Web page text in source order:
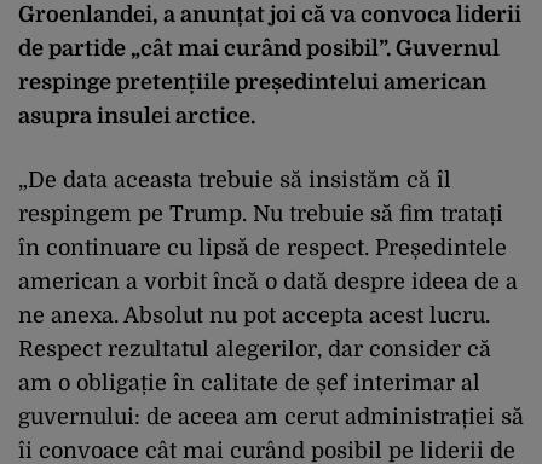
Groenlandei, a anunțat joi că va convoca liderii
de partide „cât mai curând posibil”. Guvernul
respinge pretențiile președintelui american
asupra insulei arctice.
„De data aceasta trebuie să insistăm că îl
respingem pe Trump. Nu trebuie să fim tratați
în continuare cu lipsă de respect. Președintele
american a vorbit încă o dată despre ideea de a
ne anexa. Absolut nu pot accepta acest lucru.
Respect rezultatul alegerilor, dar consider că
am o obligație în calitate de șef interimar al
guvernului: de aceea am cerut administrației să
îi convoace cât mai curând posibil pe liderii de